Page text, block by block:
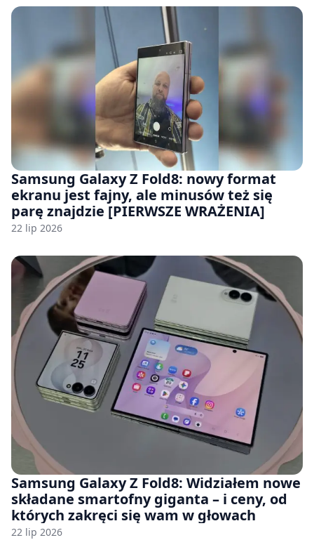
Samsung Galaxy Z Fold8: nowy format
ekranu jest fajny, ale minusów też się
parę znajdzie [PIERWSZE WRAŻENIA]
22 lip 2026
Samsung Galaxy Z Fold8: Widziałem nowe
składane smartofny giganta – i ceny, od
których zakręci się wam w głowach
22 lip 2026